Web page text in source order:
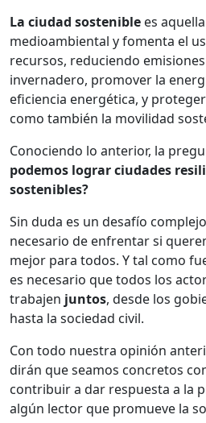
La ciudad sostenible es
medioambiental y fomenta el
recursos, reduciendo
invernadero, promover la
eficiencia energética, y
como también la movilidad
Conociendo lo anterior, la
podemos lograr ciudades
sostenibles?
Sin duda es un desafío
necesario de enfrentar si
mejor para todos. Y tal como
es necesario que todos los
trabajen juntos, desde los
hasta la sociedad civil.
Con todo nuestra opinión
dirán que seamos concretos
contribuir a dar respuesta a la
algún lector que promueve la